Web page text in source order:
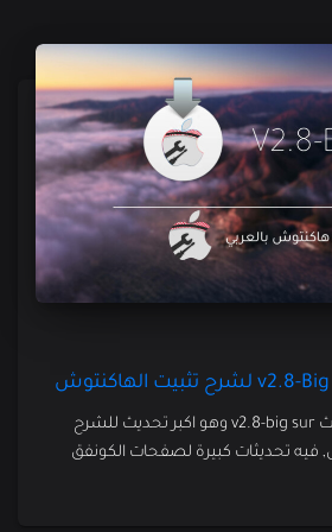
رسميا نعلن عن تحديث v2.8-big sur وهو اكبر تحديث للشرح
من 190 تعديل, فيه تحديثات كبيرة لصفحات الكونفق